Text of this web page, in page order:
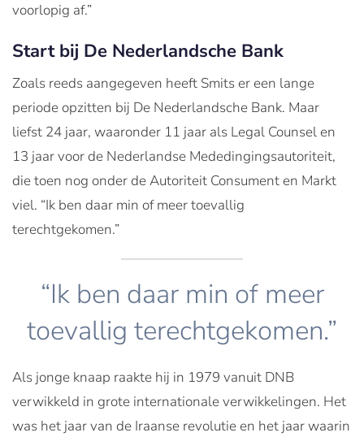
voorlopig af.”
Start bij De Nederlandsche Bank
Zoals reeds aangegeven heeft Smits er een lange
periode opzitten bij De Nederlandsche Bank. Maar
liefst 24 jaar, waaronder 11 jaar als Legal Counsel en
13 jaar voor de Nederlandse Mededingingsautoriteit,
die toen nog onder de Autoriteit Consument en Markt
viel. “Ik ben daar min of meer toevallig
terechtgekomen.”
“Ik ben daar min of meer
toevallig terechtgekomen.”
Als jonge knaap raakte hij in 1979 vanuit DNB
verwikkeld in grote internationale verwikkelingen. Het
was het jaar van de Iraanse revolutie en het jaar waarin